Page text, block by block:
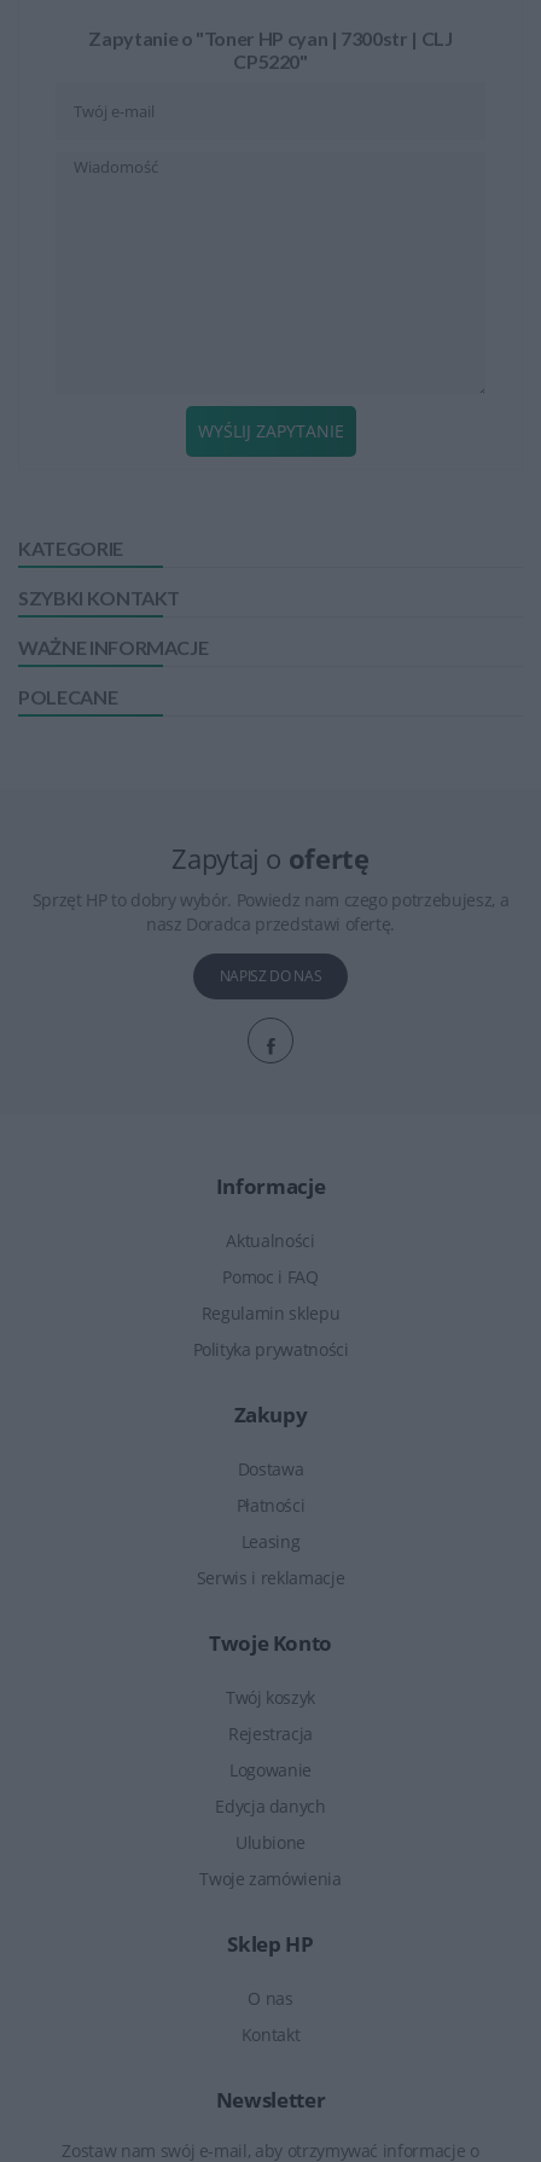
KATEGORIE
SZYBKI KONTAKT
WAŻNE INFORMACJE
POLECANE
Zapytanie o "Toner HP cyan | 7300str | CLJ
CP5220"
WYŚLIJ ZAPYTANIE
Zapytaj o ofertę
Sprzęt HP to dobry wybór. Powiedz nam czego potrzebujesz, a
nasz Doradca przedstawi ofertę.
NAPISZ DO NAS
Informacje
Aktualności
Pomoc i FAQ
Regulamin sklepu
Polityka prywatności
Zakupy
Dostawa
Płatności
Leasing
Serwis i reklamacje
Twoje Konto
Twój koszyk
Rejestracja
Logowanie
Edycja danych
Ulubione
Twoje zamówienia
Sklep HP
O nas
Kontakt
Newsletter
Zostaw nam swój e-mail, aby otrzymywać informacje o